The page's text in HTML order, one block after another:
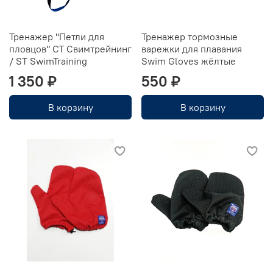
Тренажер "Петли для
пловцов" CT Свимтрейнинг
/ ST SwimTraining
1 350 ₽
В корзину
Тренажер тормозные
варежки для плавания
Swim Gloves жёлтые
550 ₽
В корзину